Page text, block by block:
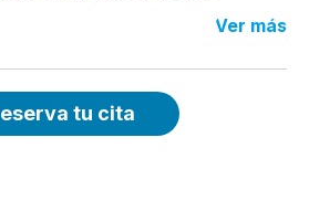
Ver más
tu cita